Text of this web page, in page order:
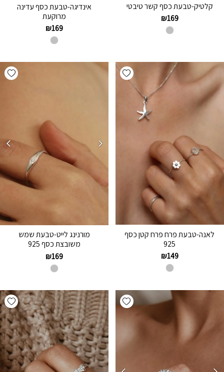
קלטיק-טבעת כסף קשר טיבטי
₪169
אינדיגה-טבעת כסף עדינה
מרוקעת
₪169
Add wishlist
לאנה-טבעת פרח פרח קטן כסף
925
₪149
מורנינג לייט-טבעת שמש
משובצת כסף 925
₪169
Add wishlist